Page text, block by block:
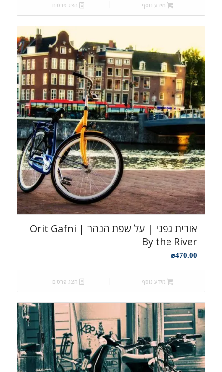
מידע נוסף הצג פרטים
אורית גפני | על שפת הנהר Orit Gafni |
By the River
₪470.00
מידע נוסף הצג פרטים